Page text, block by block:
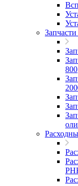
Запчасти
800